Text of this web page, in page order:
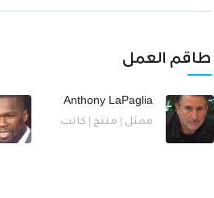
طاقم العمل
Anthony LaPaglia
ممثل | منتج | كاتب